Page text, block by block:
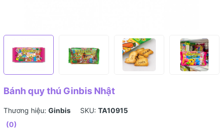
Bánh quy thú Ginbis Nhật
Thương hiệu: Ginbis SKU: TA10915
(0)